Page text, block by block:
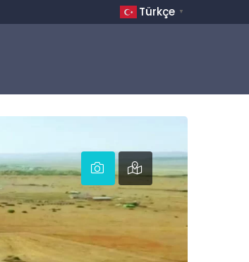
Türkçe ▼